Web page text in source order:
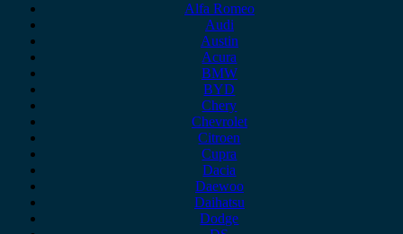
Alfa Romeo
Audi
Austin
Acura
BMW
BYD
Chery
Chevrolet
Citroen
Cupra
Dacia
Daewoo
Daihatsu
Dodge